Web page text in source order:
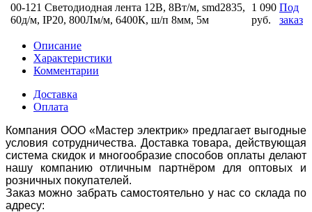
00-121 Светодиодная лента 12В, 8Вт/м, smd2835,
60д/м, IP20, 800Лм/м, 6400К, ш/п 8мм, 5м
1 090
руб.
Под
заказ
Описание
Характеристики
Комментарии
Доставка
Оплата
Компания ООО «Мастер электрик» предлагает выгодные
условия сотрудничества. Доставка товара, действующая
система скидок и многообразие способов оплаты делают
нашу компанию отличным партнёром для оптовых и
розничных покупателей.
Заказ можно забрать самостоятельно у нас со склада по
адресу: